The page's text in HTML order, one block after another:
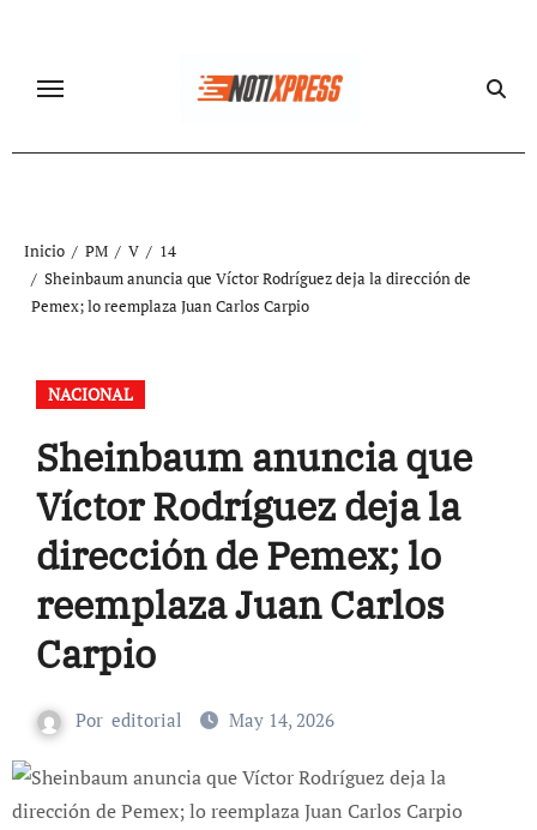
contenido
Inicio PM V
14
Sheinbaum anuncia que Víctor Rodríguez deja la dirección de
Pemex; lo reemplaza Juan Carlos Carpio
NACIONAL
Sheinbaum anuncia que
Víctor Rodríguez deja la
dirección de Pemex; lo
reemplaza Juan Carlos
Carpio
Por editorial May 14, 2026